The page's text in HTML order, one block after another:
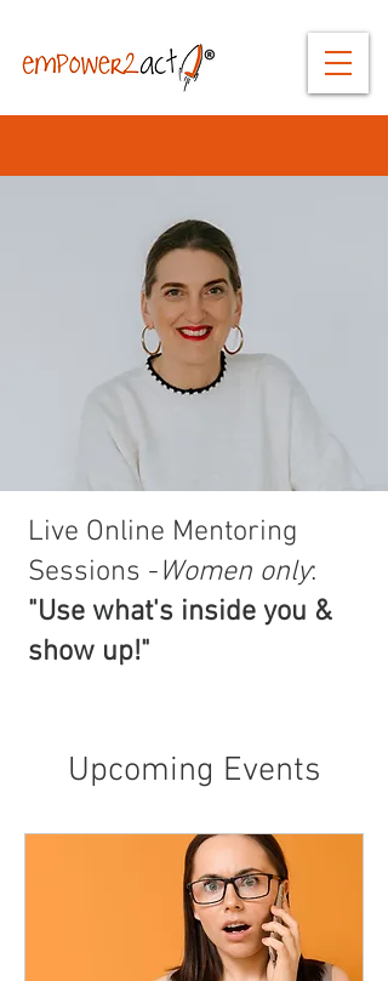
Live Online Mentoring
Sessions -Women only:
"Use what's inside you &
show up!"
Upcoming Events